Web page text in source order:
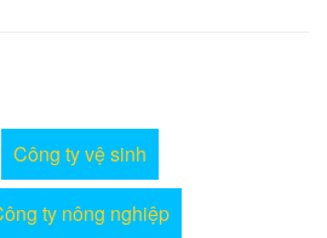
Công ty vệ sinh
ty nông nghiệp